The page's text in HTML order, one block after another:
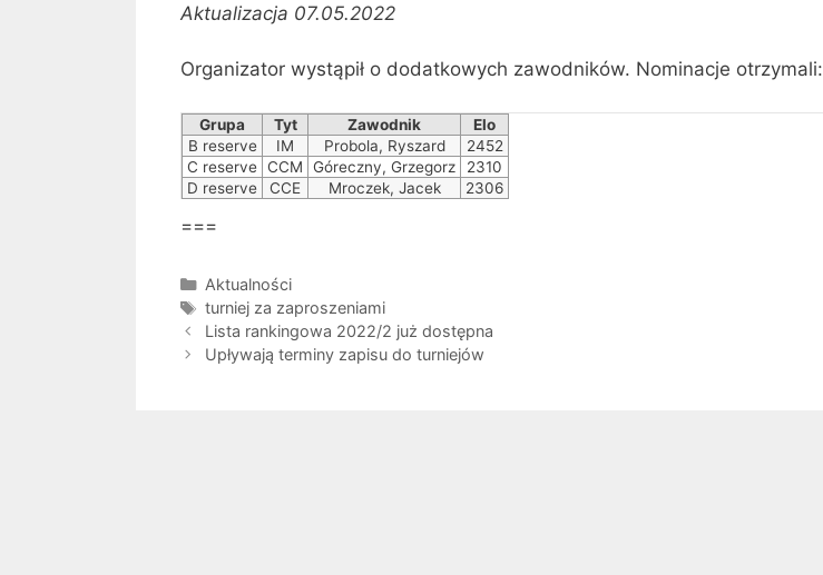
Aktualizacja 07.05.2022
Organizator wystąpił o dodatkowych zawodników. Nominacje otrzymali:
Grupa Tyt Zawodnik
Elo
B reserve
IM Probola, Ryszard
2452
C reserve CCM Góreczny, Grzegorz
2310
D reserve
CCE Mroczek, Jacek 2306
===
Kategorie
Aktualności
Tagi
turniej za zaproszeniami
Lista rankingowa 2022/2 już dostępna
Upływają terminy zapisu do turniejów